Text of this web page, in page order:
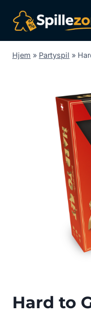
indhold
Hjem » Partyspil »
Hard to